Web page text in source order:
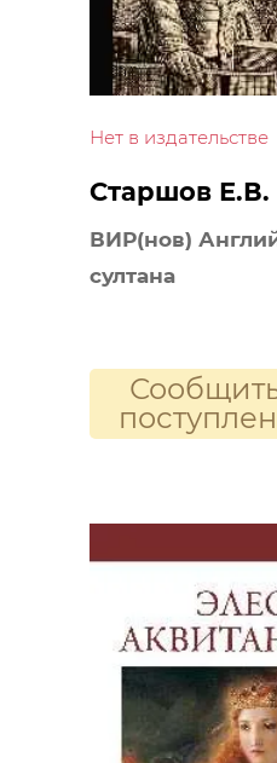
Нет в издательстве
Старшов Е.В.
ВИР(нов)
султана